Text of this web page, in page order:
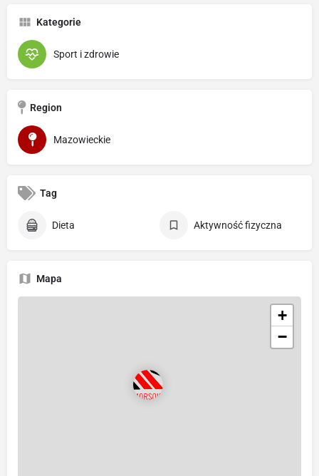
Kategorie
Sport i zdrowie
Region
Mazowieckie
Tag
Dieta Aktywność fizyczna
Mapa
+
−